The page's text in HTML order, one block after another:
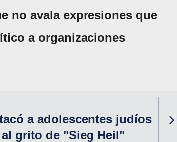
no avala expresiones que
a organizaciones
a adolescentes judíos
grito de "Sieg Heil"